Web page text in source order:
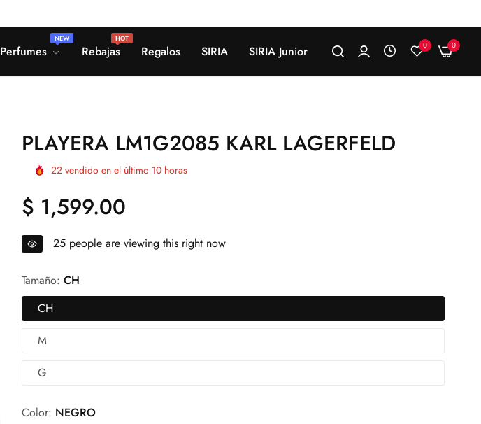
Perfumes
NEW
Rebajas
HOT
Regalos SIRIA SIRIA Junior 0 0
PLAYERA LM1G2085 KARL LAGERFELD
22 vendido en el último 10 horas
Precio
regular
$ 1,599.00
25 people are viewing this right now
Tamaño: CH
CH
M
G
Color: NEGRO